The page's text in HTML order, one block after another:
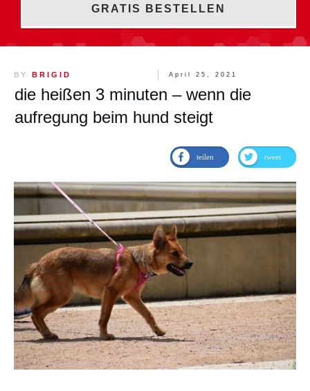
GRATIS BESTELLEN
BY BRIGID April 25, 2021
die heißen 3 minuten – wenn die
aufregung beim hund steigt
teilen tweet